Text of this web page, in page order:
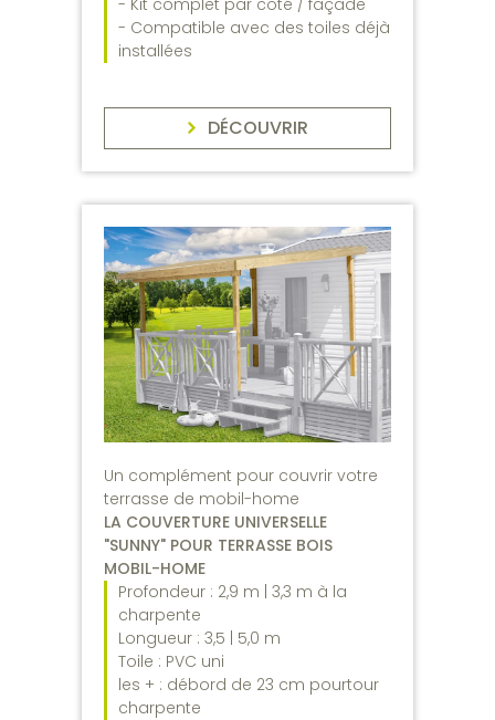
- Kit complet par côté / façade
- Compatible avec des toiles déjà
installées
DÉCOUVRIR
Un complément pour couvrir votre
terrasse de mobil-home
LA COUVERTURE UNIVERSELLE
"SUNNY" POUR TERRASSE BOIS
MOBIL-HOME
Profondeur : 2,9 m | 3,3 m à la
charpente
Longueur : 3,5 | 5,0 m
Toile : PVC uni
les + : débord de 23 cm pourtour
charpente